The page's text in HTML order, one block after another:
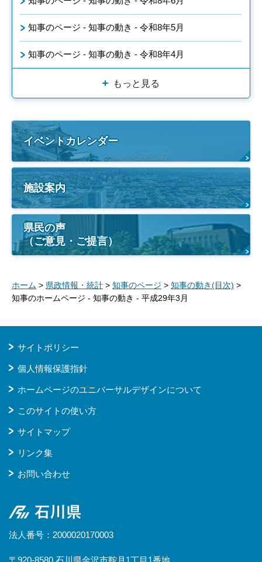
知事のページ - 知事の動き - 令和8年5月
知事のページ - 知事の動き - 令和8年4月
もっと見る
イベントカレンダー
施設案内
県民の声
（ご意見・ご提言）
ホーム > 県政情報・統計 > 知事のページ > 知事の動き(目次) >
知事のホームページ - 知事の動き - 平成29年3月
サイトポリシー
個人情報保護指針
ホームページのユニバーサルデザインについて
このサイトの使い方
サイトマップ
リンク集
お問い合わせ
石川県
法人番号：2000020170003